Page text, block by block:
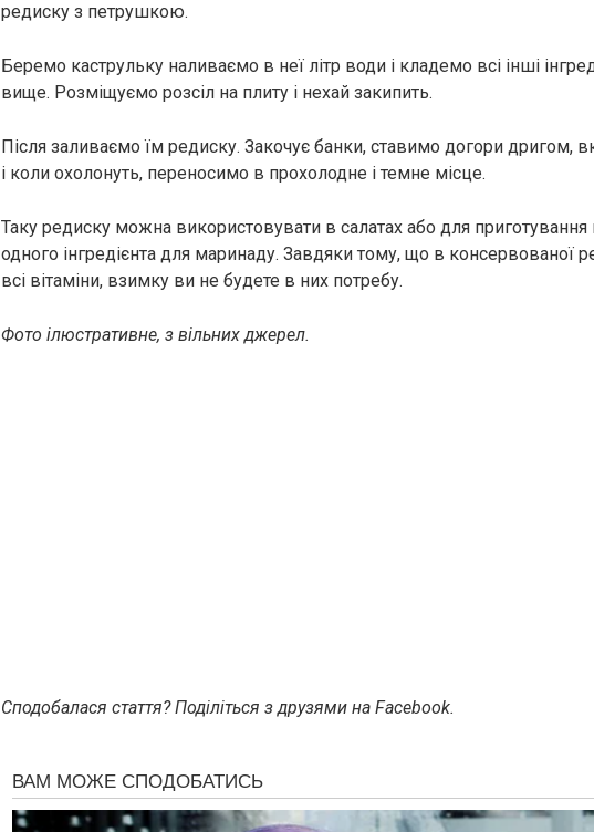
редиску з петрушкою.
Беремо каструльку наливаємо в неї літр води і кладемо всі інші
вище. Розміщуємо розсіл на плиту і нехай закипить.
Після заливаємо їм редиску. Закочує банки, ставимо догори дригом,
і коли охолонуть, переносимо в прохолодне і темне місце.
Таку редиску можна використовувати в салатах або для приготування
одного інгредієнта для маринаду. Завдяки тому, що в консервованої
всі вітаміни, взимку ви не будете в них потребу.
Фото ілюстративне, з вільних джерел.
Сподобалася стаття? Поділіться з друзями на Facebook.